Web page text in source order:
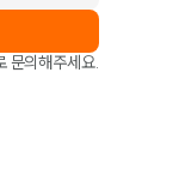
문의해주세요.